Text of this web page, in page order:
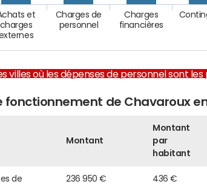
et
charges
Charges de
personnel
Charges
financières
villes où les dépenses de personnel sont les
fonctionnement de Chavaroux
Montant
Montant
par
habitant
de
236 950 € 436 €